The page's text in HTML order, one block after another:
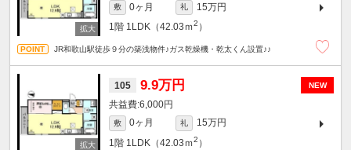
敷 0ヶ月 礼
15万円
1階 1LDK（42.03ｍ2 ）
JR和歌山駅徒歩９分の築浅物件♪ガス乾燥機・乾太くん設置♪♪
NEW
105 9.9万円
6,000円
敷 0ヶ月 礼
15万円
1階 1LDK（42.03ｍ2 ）